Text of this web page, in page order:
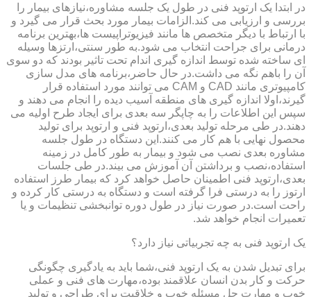
در ابتدا یک ارتوپد فنی در طول یک جلسه مشاوره،نیازهای بیمار را
بررسی و ارزیابی می کند.الزامات بیمار مورد بحث قرار می گیرد و
با ارتباط با دیگر متخصص ها مانند فیزیوتراپیست ها،بهترین برنامه
درمانی برای جراحت انتخاب می شود.به طور سنتی،ارتزها وسیله
ای ساخته شده توسط اندازه گیری اندام تحت تاثیر بودند که دو سوی
آن را باهم نگه می داشت.در حال حاضر،برنامه های مدل سازی
کامپیوتری مانند CAD و CAM می توانند مورد استفاده قرار
گیرند،اولا اندازه گیری های منطقه آسیب دیده را انجام می دهند و
سپس این اطلاعات را به چاپگر سه بعدی برای ایجاد طرح اولیه می
دهند.در طی مرحله تولید بعدی،ارتوپد فنی و ارتوپد برای تولید
محصول نهایی با هم کار می کنند.این دستگاه در طول جلسه
مشاوره بعدی نصب می شود و بیمار به طور کامل در زمینه
استفاده،نصب و برداشتن آن آموزش می بیند.در طی جلسات
بعدی،ارتوپد فنی اطمینان حاصل خواهد کرد که بیمار طرز استفاده
ارتوز را به درستی فرا گرفته است و دستگاه به درستی کار کرده و
راحت است.در صورت نیاز در طول دوره توانبخشی تنظیمات و یا
تعمیرات انجام خواهد شد.
یک ارتوپد فنی به چه تجربیاتی نیاز دارد؟
برای تبدیل شدن به یک ارتوپد فنی،شما باید به یادگیری چگونگی
حرکت و کار بدن انسان علاقمند بوده،مهارت های فنی و عملی
خوب و مهارت حل مسئله خوب و خلاقیت برای طراحی و تولید